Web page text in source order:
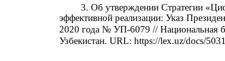
3. Об утверждении Стратегии
эффективной реализации: Указ
2020 года № УП-6079 // Национальная
Узбекистан. URL: https://lex.uz/docs/